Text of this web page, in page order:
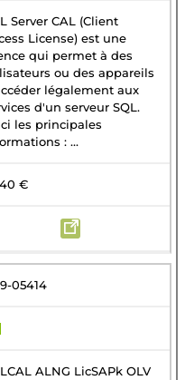
Server CAL (Client
License) est une
qui permet à des
ou des appareils
légalement aux
d'un serveur SQL.
les principales
: ...
€
05414
ALNG LicSAPk OLV